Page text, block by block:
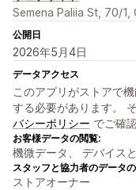
Semena Paliia St, 70/
公開日
2026年5月4日
データアクセス
このアプリがストアで
する必要があります。
バシーポリシー でご確
お客様データの閲覧:
機微データ、 デバイス
スタッフと協力者のデータ
ストアオーナー